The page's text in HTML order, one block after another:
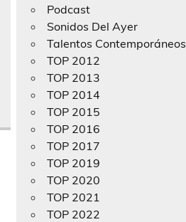
Podcast
Sonidos Del Ayer
Talentos Contemporáneos
TOP 2012
TOP 2013
TOP 2014
TOP 2015
TOP 2016
TOP 2017
TOP 2019
TOP 2020
TOP 2021
TOP 2022